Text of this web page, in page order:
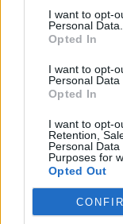
I want to opt-
Personal Data.
Opted In
I want to opt-
Personal Data
Opted In
I want to opt-
Retention,
Personal
Purposes for
Opted Out
Platform és az
Facebook / Lannert